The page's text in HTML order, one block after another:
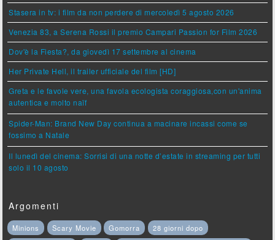
Stasera in tv: i film da non perdere di mercoledì 5 agosto 2026
Venezia 83, a Serena Rossi il premio Campari Passion for Film 2026
Dov'è la Fiesta?, da giovedì 17 settembre al cinema
Her Private Hell, il trailer ufficiale del film [HD]
Greta e le favole vere, una favola ecologista coraggiosa,con un'anima
autentica e molto naïf
Spider-Man: Brand New Day continua a macinare incassi come se
fossimo a Natale
Il lunedì del cinema: Sorrisi di una notte d’estate in streaming per tutti
solo il 10 agosto
Argomenti
Minions Scary Movie Gomorra
28 giorni dopo